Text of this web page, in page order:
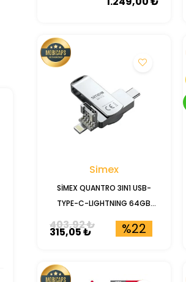
Simex
SİMEX QUANTRO 3IN1 USB-
TYPE-C-LIGHTNING 64GB
FLASH BELLEK
%22
315,05 ₺
403,92 ₺